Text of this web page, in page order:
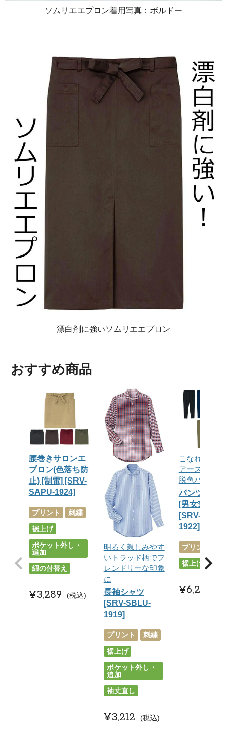
ソムリエエプロン着用写真：ボルドー
漂白剤に強いソムリエエプロン
おすすめ商品
腰巻きサロンエ
プロン(色落ち防
止) [制電] [SRV-
SAPU-1924]
プリント
刺繍
裾上げ
ポケット外し・
追加
紐の付替え
¥3,289 税込
明るく親しみやす
いトラッド柄でフ
レンドリーな印象
に
長袖シャツ
[SRV-SBLU-
1919]
プリント
刺繍
裾上げ
ポケット外し・
追加
袖丈直し
¥3,212 税込
こなれ感が出
アースカラー
脱色パンツ
パンツ [防脱
[男女兼用]
[SRV-SPAU-
1922]
プリント
裾上げ
¥6,215